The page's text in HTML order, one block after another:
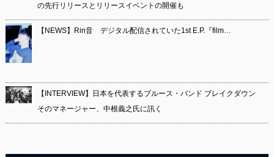
の先行リリースとリリースイベントの開催も
【NEWS】Rin音 デジタル配信されていた1st E.P.『film…
【INTERVIEW】日本を代表するブルース・バンド ブレイクダウン
そのマネージャー、中根義之氏に訊く